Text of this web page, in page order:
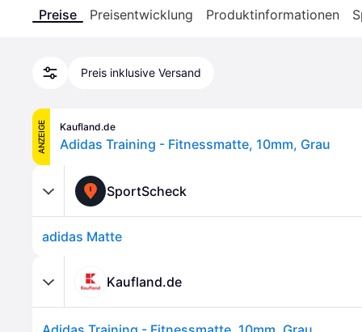
Preise Preisentwicklung Produktinformationen
Preis inklusive Versand
ANZEIGE Kaufland.de
Adidas Training - Fitnessmatte, 10mm, Grau
SportScheck
adidas Matte
Kaufland.de